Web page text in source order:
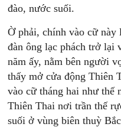
đào, nước suối.
Ờ phải, chính vào cữ
đàn ông lạc phách trở lại
năm ấy, nằm bên người
thấy mở cửa động Thiên
vào cữ tháng hai như thế
Thiên Thai nơi trần thế
suối ở vùng biên thuỳ